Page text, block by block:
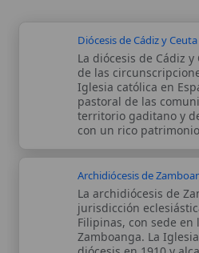
diócesis en 1910 y
metropolitano en el siglo
marcado...
Autor: Comité
Artículo supervisado
del artículo están
usando fuentes
patrísticos, de santos,
teológicos,
de concilios,